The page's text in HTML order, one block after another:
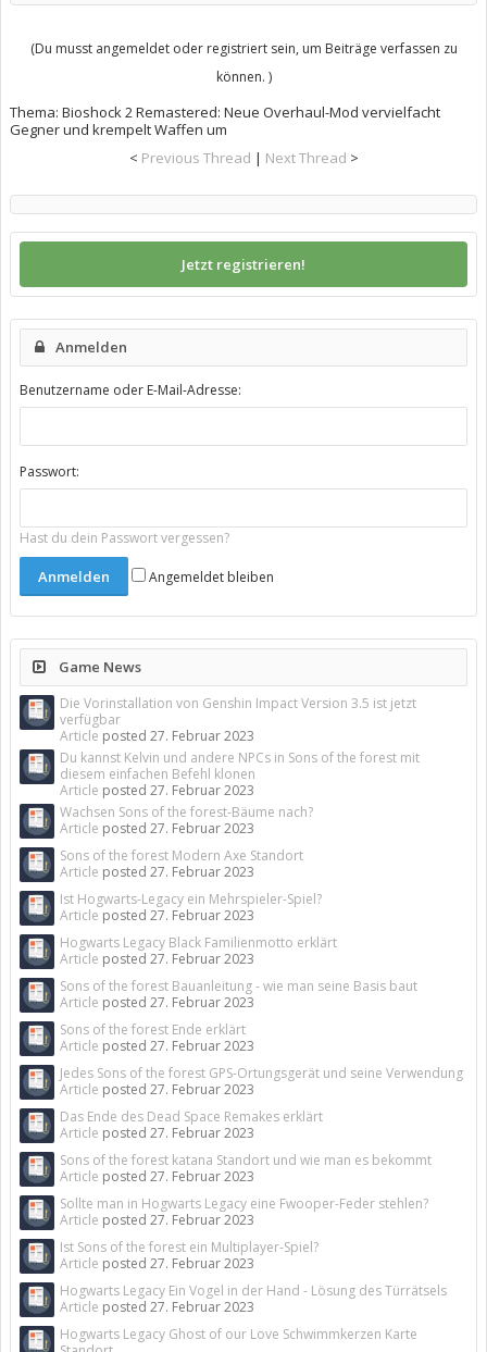
(Du musst angemeldet oder registriert sein, um Beiträge verfassen zu
können. )
Thema: Bioshock 2 Remastered: Neue Overhaul-Mod vervielfacht
Gegner und krempelt Waffen um
< Previous Thread | Next Thread >
Jetzt registrieren!
Anmelden
Benutzername oder E-Mail-Adresse:
Passwort:
Hast du dein Passwort vergessen?
Angemeldet bleiben
Game News
Die Vorinstallation von Genshin Impact Version 3.5 ist jetzt
verfügbar
Article posted 27. Februar 2023
Du kannst Kelvin und andere NPCs in Sons of the forest mit
diesem einfachen Befehl klonen
Article posted 27. Februar 2023
Wachsen Sons of the forest-Bäume nach?
Article posted 27. Februar 2023
Sons of the forest Modern Axe Standort
Article posted 27. Februar 2023
Ist Hogwarts-Legacy ein Mehrspieler-Spiel?
Article posted 27. Februar 2023
Hogwarts Legacy Black Familienmotto erklärt
Article posted 27. Februar 2023
Sons of the forest Bauanleitung - wie man seine Basis baut
Article posted 27. Februar 2023
Sons of the forest Ende erklärt
Article posted 27. Februar 2023
Jedes Sons of the forest GPS-Ortungsgerät und seine Verwendung
Article posted 27. Februar 2023
Das Ende des Dead Space Remakes erklärt
Article posted 27. Februar 2023
Sons of the forest katana Standort und wie man es bekommt
Article posted 27. Februar 2023
Sollte man in Hogwarts Legacy eine Fwooper-Feder stehlen?
Article posted 27. Februar 2023
Ist Sons of the forest ein Multiplayer-Spiel?
Article posted 27. Februar 2023
Hogwarts Legacy Ein Vogel in der Hand - Lösung des Türrätsels
Article posted 27. Februar 2023
Hogwarts Legacy Ghost of our Love Schwimmkerzen Karte